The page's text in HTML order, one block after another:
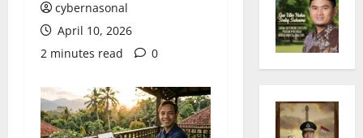
cybernasonal
April 10, 2026
2 minutes read
0